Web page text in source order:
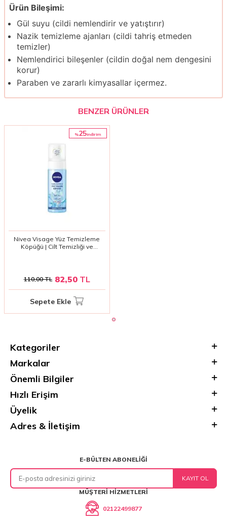
Ürün Bileşimi:
Gül suyu (cildi nemlendirir ve yatıştırır)
Nazik temizleme ajanları (cildi tahriş etmeden
temizler)
Nemlendirici bileşenler (cildin doğal nem dengesini
korur)
Paraben ve zararlı kimyasallar içermez.
BENZER ÜRÜNLER
%25i̇ndirim
Nivea Visage Yüz Temizleme
Köpüğü | Cilt Temizliği ve
110,00TL 82,50TL
Sepete Ekle
Kategoriler
Markalar
Önemli Bilgiler
Hızlı Erişim
Üyelik
Adres & İletişim
E-BÜLTEN ABONELIĞI
KAYIT OL
MÜŞTERI HIZMETLERI
02122499877